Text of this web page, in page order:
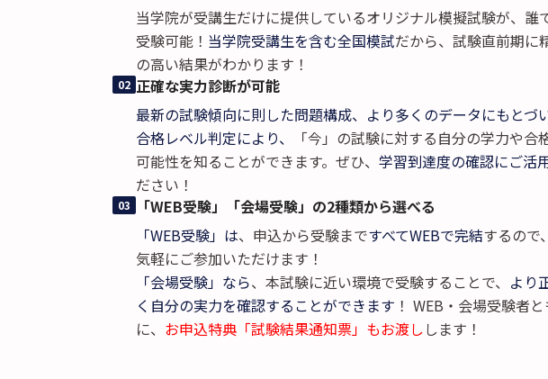
当学院が受講生だけに提供しているオリジナル模擬試験が、誰
受験可能！ 当学院受講生を含む全国模試だから、試験直前期に
の高い結果がわかります！
02 正確な実力診断が可能
最新の試験傾向に則した問題構成、 より多くのデータにもとづ
合格レベル判定により、
「今」の試験に対する自分の学力や合
可能性を知ることができます。ぜひ、学習到達度の確認にご活
ださい！
03
「WEB受験」「会場受験」の2種類から選べる
「WEB受験」は、申込から受験まですべてWEBで完結するので
気軽にご参加いただけます！
「会場受験」なら、本試験に近い環境で受験することで、 より
く自分の実力を確認することができます ！ WEB・会場受験者と
に、 お申込特典「試験結果通知票」もお渡し します！